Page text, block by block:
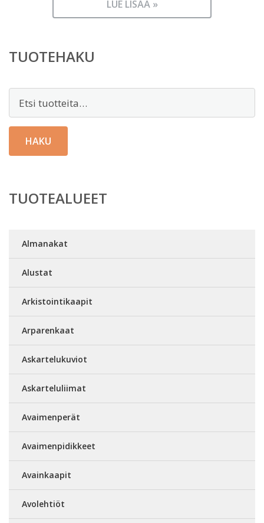
LUE LISÄÄ »
TUOTEHAKU
HAKU
TUOTEALUEET
Almanakat
Alustat
Arkistointikaapit
Arparenkaat
Askartelukuviot
Askarteluliimat
Avaimenperät
Avaimenpidikkeet
Avainkaapit
Avolehtiöt